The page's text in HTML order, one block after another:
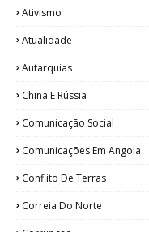
Ativismo
Atualidade
Autarquias
China E Rússia
Comunicação Social
Comunicações Em Angola
Conflito De Terras
Correia Do Norte